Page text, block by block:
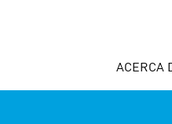
ACERCA